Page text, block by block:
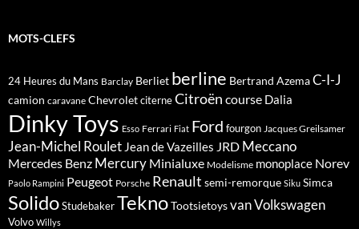
MOTS-CLEFS
24 Heures du Mans Barclay Berliet berline Bertrand AzemaC-I-J
camion caravane ChevroletciterneCitroën course Dalia
Dinky Toys Esso Ferrari Fiat Ford fourgon Jacques Greilsamer
Jean-Michel Roulet Jean de Vazeilles JRD Meccano
Mercedes Benz Mercury Minialuxe Modelisme monoplace Norev
Paolo Rampini Peugeot Porsche Renault semi-remorque Siku Simca
SolidoStudebakerTeknoTootsietoysvanVolkswagen
Volvo Willys